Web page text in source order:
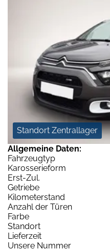
Standort Zentrallager
Allgemeine Daten:
Fahrzeugtyp
Karosserieform
Erst-Zul.
Getriebe
Kilometerstand
Anzahl der Türen
Farbe
Standort
Lieferzeit
Unsere Nummer